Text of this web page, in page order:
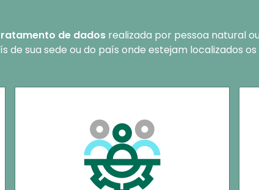
de dados realizada por pessoa natural
sua sede ou do país onde estejam localizados os